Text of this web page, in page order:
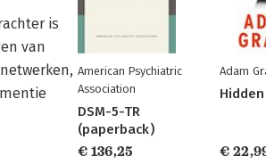
is
van
American Psychiatric
Association
DSM-5-TR
(paperback)
€ 136,25
Adam
€